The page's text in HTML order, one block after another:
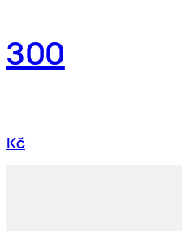
300
Kč